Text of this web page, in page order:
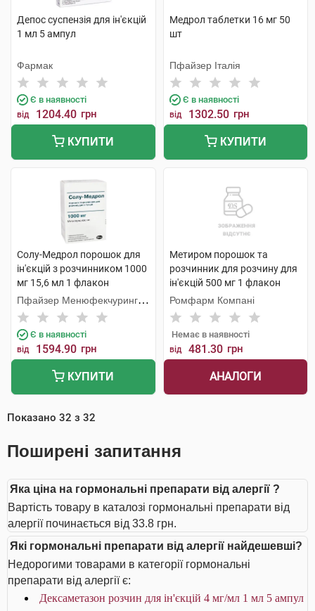
Депос суспензія для ін'єкцій
1 мл 5 ампул
Фармак
Є в наявності
від 1204.40 грн
КУПИТИ
Медрол таблетки 16 мг 50
шт
Пфайзер Італія
Є в наявності
від 1302.50 грн
КУПИТИ
Солу-Медрол порошок для
ін'єкцій з розчинником 1000
мг 15,6 мл 1 флакон
Пфайзер Менюфекчуринг
Бельгія
Є в наявності
від 1594.90 грн
КУПИТИ
Метиром порошок та
розчинник для розчину для
ін'єкцій 500 мг 1 флакон
Ромфарм Компані
Немає в наявності
від 481.30 грн
АНАЛОГИ
Показано 32 з 32
Поширені запитання
Яка ціна на гормональні препарати від алергії ?
Вартість товару в каталозі гормональні препарати від
алергії починається від 33.8 грн.
Які гормональні препарати від алергії найдешевші?
Недорогими товарами в категорії гормональні
препарати від алергії є:
Дексаметазон розчин для ін'єкцій 4 мг/мл 1 мл 5 ампул